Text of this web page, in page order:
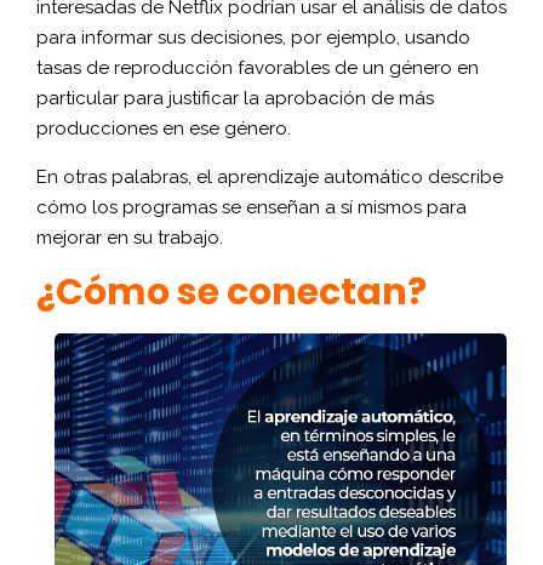
interesadas de Netflix podrían usar el análisis de datos
para informar sus decisiones, por ejemplo, usando
tasas de reproducción favorables de un género en
particular para justificar la aprobación de más
producciones en ese género.
En otras palabras, el aprendizaje automático describe
cómo los programas se enseñan a sí mismos para
mejorar en su trabajo.
¿Cómo se conectan?